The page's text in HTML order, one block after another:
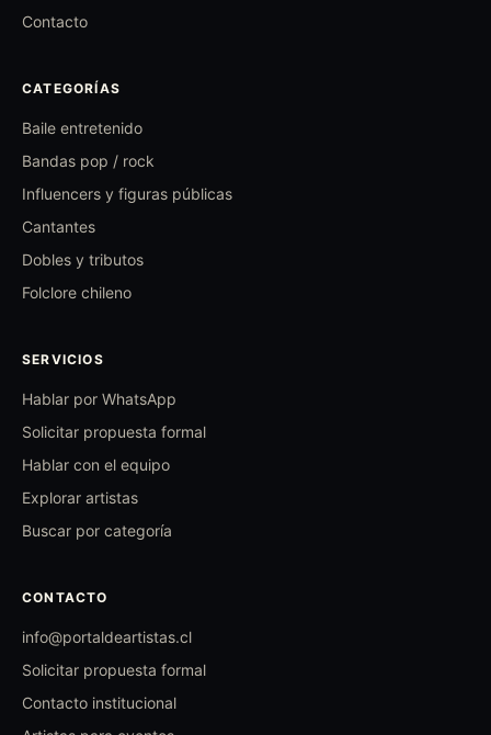
Contacto
CATEGORÍAS
Baile entretenido
Bandas pop / rock
Influencers y figuras públicas
Cantantes
Dobles y tributos
Folclore chileno
SERVICIOS
Hablar por WhatsApp
Solicitar propuesta formal
Hablar con el equipo
Explorar artistas
Buscar por categoría
CONTACTO
info@portaldeartistas.cl
Solicitar propuesta formal
Contacto institucional